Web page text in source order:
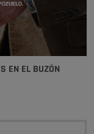
EN EL BUZÓN